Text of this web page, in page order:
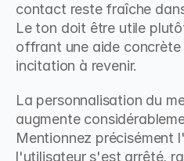
contact reste fraîche
Le ton doit être utile
offrant une aide
incitation à revenir.
La personnalisation du
augmente
Mentionnez précisément
l'utilisateur s'est arrêté,